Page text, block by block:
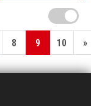
8 9 10 »